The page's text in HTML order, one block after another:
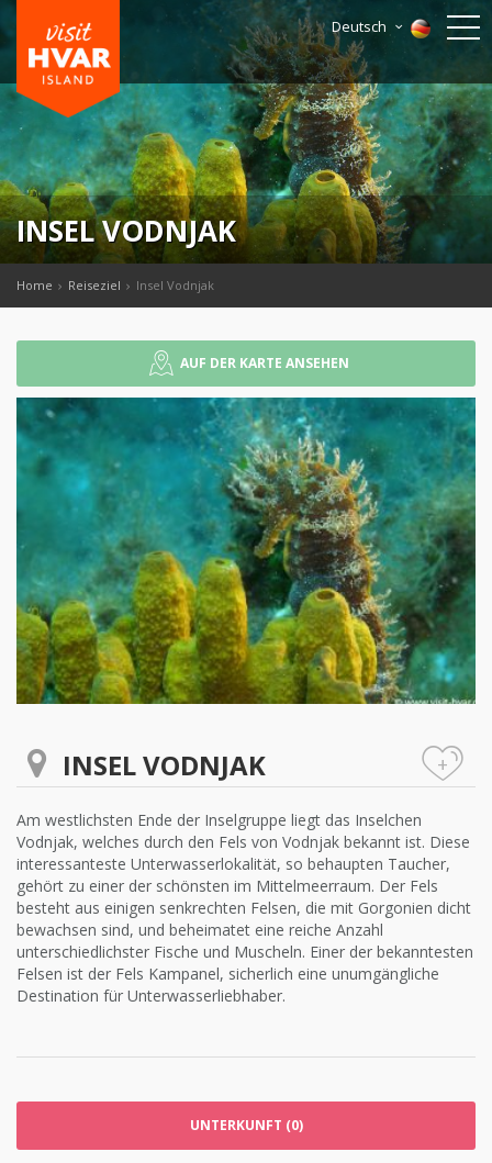
Deutsch
INSEL VODNJAK
Home Reiseziel Insel Vodnjak
AUF DER KARTE ANSEHEN
INSEL VODNJAK +
Am westlichsten Ende der Inselgruppe liegt das Inselchen
Vodnjak, welches durch den Fels von Vodnjak bekannt ist. Diese
interessanteste Unterwasserlokalität, so behaupten Taucher,
gehört zu einer der schönsten im Mittelmeerraum. Der Fels
besteht aus einigen senkrechten Felsen, die mit Gorgonien dicht
bewachsen sind, und beheimatet eine reiche Anzahl
unterschiedlichster Fische und Muscheln. Einer der bekanntesten
Felsen ist der Fels Kampanel, sicherlich eine unumgängliche
Destination für Unterwasserliebhaber.
UNTERKUNFT (0)